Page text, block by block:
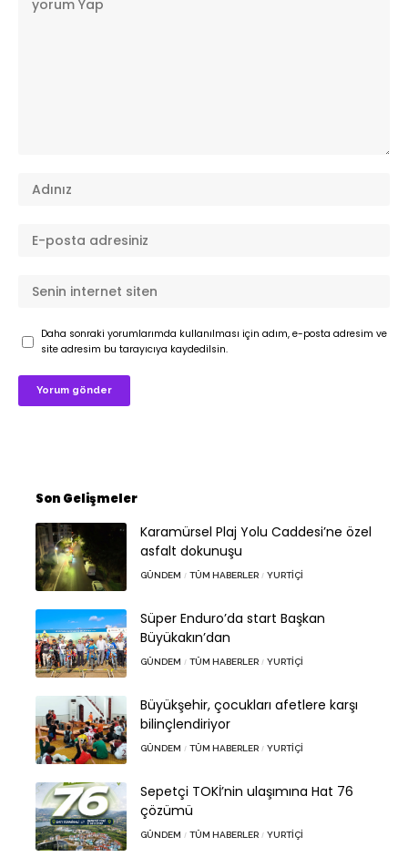
Daha sonraki yorumlarımda kullanılması için adım, e-posta adresim ve
site adresim bu tarayıcıya kaydedilsin.
Son Gelişmeler
Karamürsel Plaj Yolu Caddesi’ne özel
asfalt dokunuşu
GÜNDEM TÜM HABERLER YURTIÇI
Süper Enduro’da start Başkan
Büyükakın’dan
GÜNDEM TÜM HABERLER YURTIÇI
Büyükşehir, çocukları afetlere karşı
bilinçlendiriyor
GÜNDEM TÜM HABERLER YURTIÇI
Sepetçi TOKİ’nin ulaşımına Hat 76
çözümü
GÜNDEM TÜM HABERLER YURTIÇI